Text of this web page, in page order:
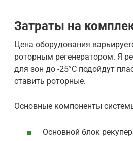
Затраты на
Цена оборудования
роторным регенератором. Я
для зон до -25°C подойдут
ставить роторные.
Основные компоненты
Основной блок